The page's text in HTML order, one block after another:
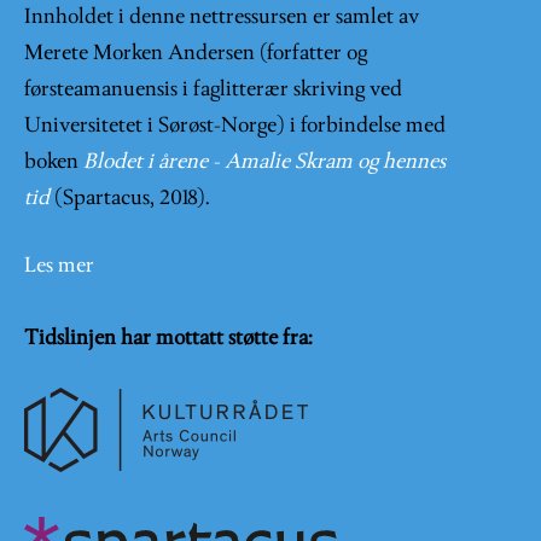
Innholdet i denne nettressursen er samlet av
Merete Morken Andersen (forfatter og
førsteamanuensis i faglitterær skriving ved
Universitetet i Sørøst-Norge) i forbindelse med
boken Blodet i årene - Amalie Skram og hennes
tid (Spartacus, 2018).
Les mer
Tidslinjen har mottatt støtte fra: